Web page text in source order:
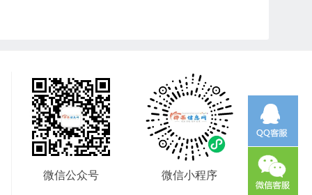
微信公众号 微信小程序